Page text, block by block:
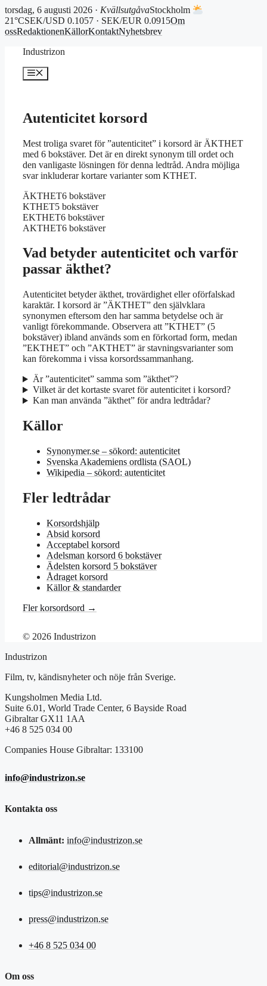
torsdag, 6 augusti 2026 · KvällsutgåvaStockholm
21°CSEK/USD 0.1057 · SEK/EUR 0.0915Om
ossRedaktionenKällorKontaktNyhetsbrev
Industrizon
Meny
Autenticitet korsord
Mest troliga svaret för ”autenticitet” i korsord är ÄKTHET
med 6 bokstäver. Det är en direkt synonym till ordet och
den vanligaste lösningen för denna ledtråd. Andra möjliga
svar inkluderar kortare varianter som KTHET.
ÄKTHET6 bokstäver
KTHET5 bokstäver
EKTHET6 bokstäver
AKTHET6 bokstäver
Vad betyder autenticitet och varför
passar äkthet?
Autenticitet betyder äkthet, trovärdighet eller oförfalskad
karaktär. I korsord är ”ÄKTHET” den självklara
synonymen eftersom den har samma betydelse och är
vanligt förekommande. Observera att ”KTHET” (5
bokstäver) ibland används som en förkortad form, medan
”EKTHET” och ”AKTHET” är stavningsvarianter som
kan förekomma i vissa korsordssammanhang.
Är ”autenticitet” samma som ”äkthet”?
Vilket är det kortaste svaret för autenticitet i korsord?
Kan man använda ”äkthet” för andra ledtrådar?
Källor
Synonymer.se – sökord: autenticitet
Svenska Akademiens ordlista (SAOL)
Wikipedia – sökord: autenticitet
Fler ledtrådar
Korsordshjälp
Absid korsord
Acceptabel korsord
Adelsman korsord 6 bokstäver
Ädelsten korsord 5 bokstäver
Ådraget korsord
Källor & standarder
Fler korsordsord →
© 2026 Industrizon
Industrizon
Film, tv, kändisnyheter och nöje från Sverige.
Kungsholmen Media Ltd.
Suite 6.01, World Trade Center, 6 Bayside Road
Gibraltar GX11 1AA
+46 8 525 034 00
Companies House Gibraltar: 133100
info@industrizon.se
Kontakta oss
Allmänt: info@industrizon.se
editorial@industrizon.se
tips@industrizon.se
press@industrizon.se
+46 8 525 034 00
Om oss